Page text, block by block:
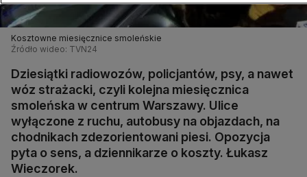
Kosztowne miesięcznice smoleńskie
Źródło wideo: TVN24
Dziesiątki radiowozów, policjantów, psy, a nawet
wóz strażacki, czyli kolejna miesięcznica
smoleńska w centrum Warszawy. Ulice
wyłączone z ruchu, autobusy na objazdach, na
chodnikach zdezorientowani piesi. Opozycja
pyta o sens, a dziennikarze o koszty. Łukasz
Wieczorek.